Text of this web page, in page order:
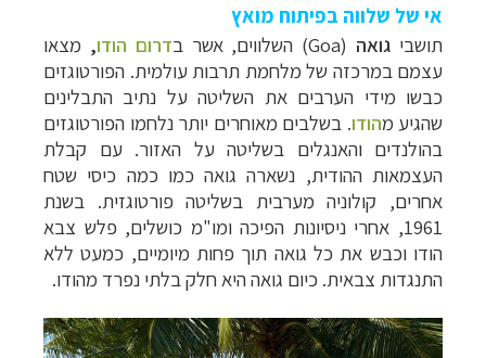
אי של שלווה בפיתוח מואץ
תושבי גואה (
Goa
) השלווים, אשרבדרום הודו, מצאו
עצמם במרכזה של מלחמת תרבות עולמית. הפורטוגזים
כבשו מידי הערבים את השליטה על נתיב התבלינים
שהגיע מהודו. בשלבים מאוחרים יותר נלחמו הפורטוגזים
בהולנדים והאנגלים בשליטה על האזור. עם קבלת
העצמאות ההודית, נשארה גואה כמו כמה כיסי שטח
אחרים, קולוניה מערבית בשליטה פורטוגזית. בשנת
1961, אחרי ניסיונות הפיכה ומו"מ כושלים, פלש צבא
הודו וכבש את כל גואה תוך פחות מיומיים, כמעט ללא
התנגדות צבאית. כיום גואה היא חלק בלתי נפרד מהודו.